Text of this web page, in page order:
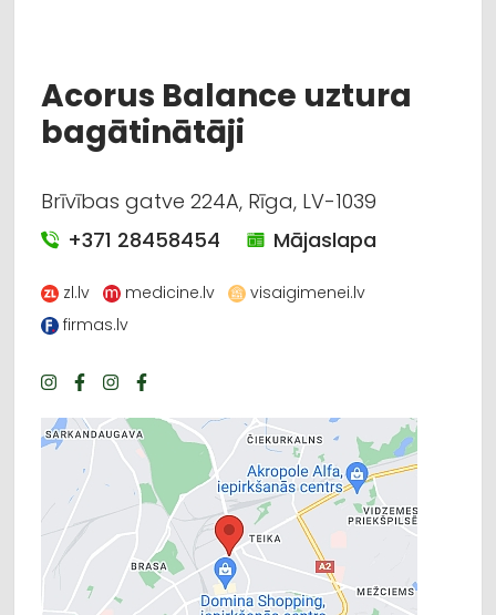
Acorus Balance uztura
bagātinātāji
Brīvības gatve 224A, Rīga, LV-1039
+371 28458454
Mājaslapa
zl.lv medicine.lv
visaigimenei.lv
firmas.lv